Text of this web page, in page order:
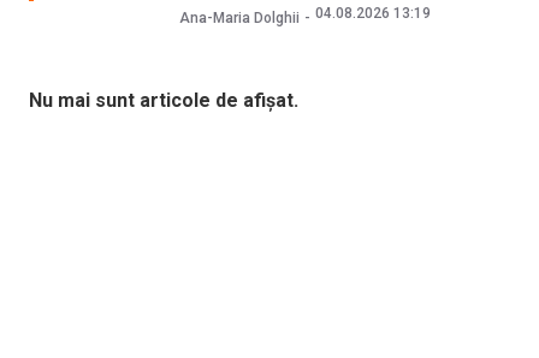
Ana-Maria Dolghii 04.08.2026 13:19
Nu mai sunt articole de afișat.